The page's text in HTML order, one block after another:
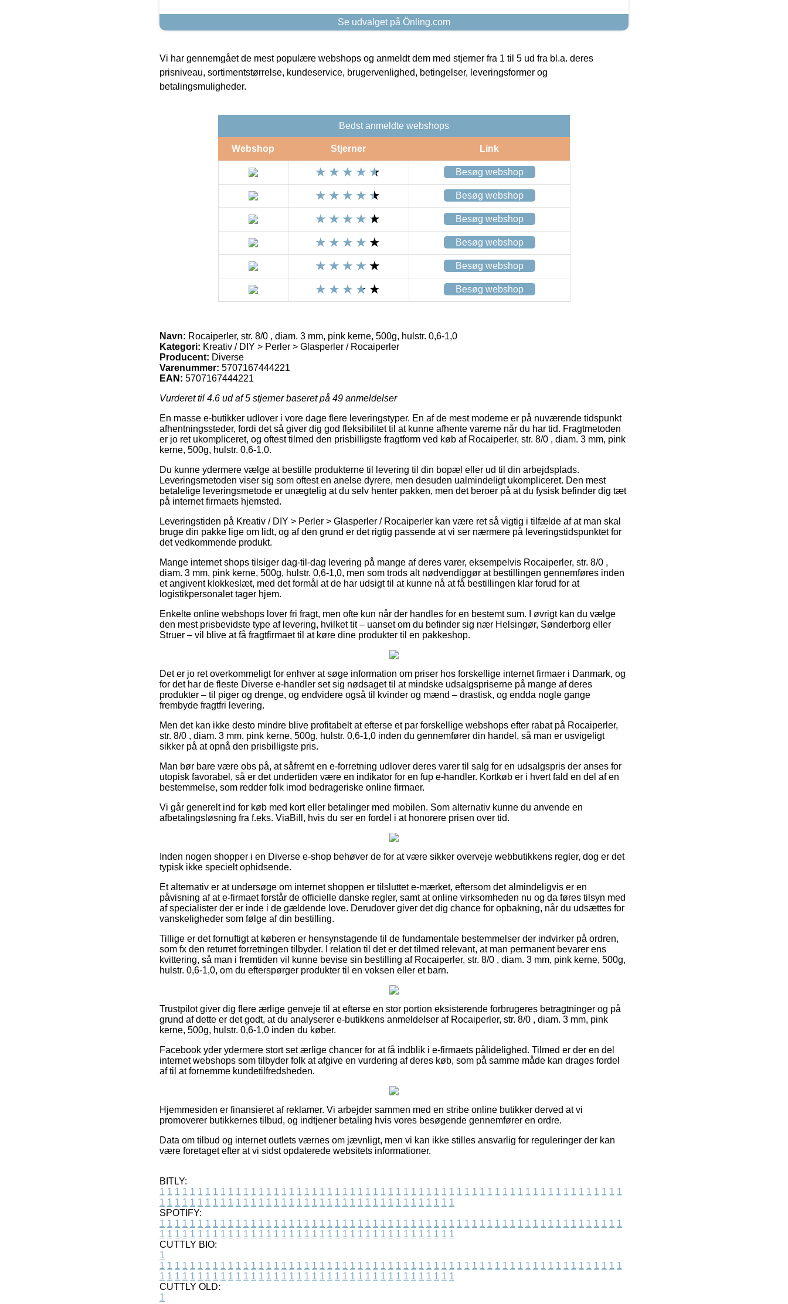
Se udvalget på Önling.com
Vi har gennemgået de mest populære webshops og anmeldt dem med stjerner fra 1 til 5 ud fra bl.a. deres
prisniveau, sortimentstørrelse, kundeservice, brugervenlighed, betingelser, leveringsformer og
betalingsmuligheder.
Bedst anmeldte webshops
Webshop Stjerner Link
Besøg webshop
Besøg webshop
Besøg webshop
Besøg webshop
Besøg webshop
Besøg webshop
Navn: Rocaiperler, str. 8/0 , diam. 3 mm, pink kerne, 500g, hulstr. 0,6-1,0
Kategori: Kreativ / DIY > Perler > Glasperler / Rocaiperler
Producent: Diverse
Varenummer: 5707167444221
EAN: 5707167444221
Vurderet til 4.6 ud af 5 stjerner baseret på 49 anmeldelser
En masse e-butikker udlover i vore dage flere leveringstyper. En af de mest moderne er på nuværende tidspunkt
afhentningssteder, fordi det så giver dig god fleksibilitet til at kunne afhente varerne når du har tid. Fragtmetoden
er jo ret ukompliceret, og oftest tilmed den prisbilligste fragtform ved køb af Rocaiperler, str. 8/0 , diam. 3 mm, pink
kerne, 500g, hulstr. 0,6-1,0.
Du kunne ydermere vælge at bestille produkterne til levering til din bopæl eller ud til din arbejdsplads.
Leveringsmetoden viser sig som oftest en anelse dyrere, men desuden ualmindeligt ukompliceret. Den mest
betalelige leveringsmetode er unægtelig at du selv henter pakken, men det beroer på at du fysisk befinder dig tæt
på internet firmaets hjemsted.
Leveringstiden på Kreativ / DIY > Perler > Glasperler / Rocaiperler kan være ret så vigtig i tilfælde af at man skal
bruge din pakke lige om lidt, og af den grund er det rigtig passende at vi ser nærmere på leveringstidspunktet for
det vedkommende produkt.
Mange internet shops tilsiger dag-til-dag levering på mange af deres varer, eksempelvis Rocaiperler, str. 8/0 ,
diam. 3 mm, pink kerne, 500g, hulstr. 0,6-1,0, men som trods alt nødvendiggør at bestillingen gennemføres inden
et angivent klokkeslæt, med det formål at de har udsigt til at kunne nå at få bestillingen klar forud for at
logistikpersonalet tager hjem.
Enkelte online webshops lover fri fragt, men ofte kun når der handles for en bestemt sum. I øvrigt kan du vælge
den mest prisbevidste type af levering, hvilket tit – uanset om du befinder sig nær Helsingør, Sønderborg eller
Struer – vil blive at få fragtfirmaet til at køre dine produkter til en pakkeshop.
Det er jo ret overkommeligt for enhver at søge information om priser hos forskellige internet firmaer i Danmark, og
for det har de fleste Diverse e-handler set sig nødsaget til at mindske udsalgspriserne på mange af deres
produkter – til piger og drenge, og endvidere også til kvinder og mænd – drastisk, og endda nogle gange
frembyde fragtfri levering.
Men det kan ikke desto mindre blive profitabelt at efterse et par forskellige webshops efter rabat på Rocaiperler,
str. 8/0 , diam. 3 mm, pink kerne, 500g, hulstr. 0,6-1,0 inden du gennemfører din handel, så man er usvigeligt
sikker på at opnå den prisbilligste pris.
Man bør bare være obs på, at såfremt en e-forretning udlover deres varer til salg for en udsalgspris der anses for
utopisk favorabel, så er det undertiden være en indikator for en fup e-handler. Kortkøb er i hvert fald en del af en
bestemmelse, som redder folk imod bedrageriske online firmaer.
Vi går generelt ind for køb med kort eller betalinger med mobilen. Som alternativ kunne du anvende en
afbetalingsløsning fra f.eks. ViaBill, hvis du ser en fordel i at honorere prisen over tid.
Inden nogen shopper i en Diverse e-shop behøver de for at være sikker overveje webbutikkens regler, dog er det
typisk ikke specielt ophidsende.
Et alternativ er at undersøge om internet shoppen er tilsluttet e-mærket, eftersom det almindeligvis er en
påvisning af at e-firmaet forstår de officielle danske regler, samt at online virksomheden nu og da føres tilsyn med
af specialister der er inde i de gældende love. Derudover giver det dig chance for opbakning, når du udsættes for
vanskeligheder som følge af din bestilling.
Tillige er det fornuftigt at køberen er hensynstagende til de fundamentale bestemmelser der indvirker på ordren,
som fx den returret forretningen tilbyder. I relation til det er det tilmed relevant, at man permanent bevarer ens
kvittering, så man i fremtiden vil kunne bevise sin bestilling af Rocaiperler, str. 8/0 , diam. 3 mm, pink kerne, 500g,
hulstr. 0,6-1,0, om du efterspørger produkter til en voksen eller et barn.
Trustpilot giver dig flere ærlige genveje til at efterse en stor portion eksisterende forbrugeres betragtninger og på
grund af dette er det godt, at du analyserer e-butikkens anmeldelser af Rocaiperler, str. 8/0 , diam. 3 mm, pink
kerne, 500g, hulstr. 0,6-1,0 inden du køber.
Facebook yder ydermere stort set ærlige chancer for at få indblik i e-firmaets pålidelighed. Tilmed er der en del
internet webshops som tilbyder folk at afgive en vurdering af deres køb, som på samme måde kan drages fordel
af til at fornemme kundetilfredsheden.
Hjemmesiden er finansieret af reklamer. Vi arbejder sammen med en stribe online butikker derved at vi
promoverer butikkernes tilbud, og indtjener betaling hvis vores besøgende gennemfører en ordre.
Data om tilbud og internet outlets værnes om jævnligt, men vi kan ikke stilles ansvarlig for reguleringer der kan
være foretaget efter at vi sidst opdaterede websitets informationer.
BITLY:
1 1 1 1 1 1 1 1 1 1 1 1 1 1 1 1 1 1 1 1 1 1 1 1 1 1 1 1 1 1 1 1 1 1 1 1 1 1 1 1 1 1 1 1 1 1 1 1 1 1 1 1 1 1 1 1 1 1 1 1 1
1 1 1 1 1 1 1 1 1 1 1 1 1 1 1 1 1 1 1 1 1 1 1 1 1 1 1 1 1 1 1 1 1 1 1 1 1 1 1
SPOTIFY:
1 1 1 1 1 1 1 1 1 1 1 1 1 1 1 1 1 1 1 1 1 1 1 1 1 1 1 1 1 1 1 1 1 1 1 1 1 1 1 1 1 1 1 1 1 1 1 1 1 1 1 1 1 1 1 1 1 1 1 1 1
1 1 1 1 1 1 1 1 1 1 1 1 1 1 1 1 1 1 1 1 1 1 1 1 1 1 1 1 1 1 1 1 1 1 1 1 1 1 1
CUTTLY BIO:
1
1 1 1 1 1 1 1 1 1 1 1 1 1 1 1 1 1 1 1 1 1 1 1 1 1 1 1 1 1 1 1 1 1 1 1 1 1 1 1 1 1 1 1 1 1 1 1 1 1 1 1 1 1 1 1 1 1 1 1 1 1
1 1 1 1 1 1 1 1 1 1 1 1 1 1 1 1 1 1 1 1 1 1 1 1 1 1 1 1 1 1 1 1 1 1 1 1 1 1 1
CUTTLY OLD:
1